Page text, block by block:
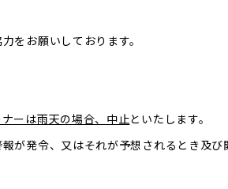
をお願いしております。
ーは雨天の場合、中止といたします。
が発令、又はそれが予想されるとき及び